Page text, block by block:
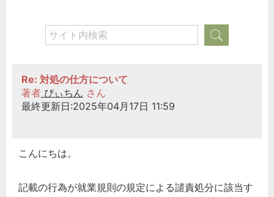
Re: 対処の仕方について
著者 ぴぃちん さん
最終更新日:2025年04月17日 11:59
こんにちは。
記載の行為が就業規則の規定による譴責処分に該当す
秘書のノウハウ